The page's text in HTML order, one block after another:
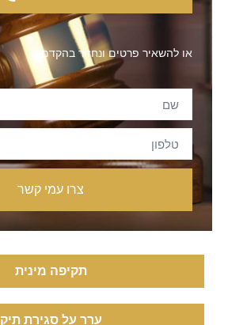
או להשאיר פרטים ונחזור בהקדם:
צרו עמי קשר
תקיפה מינית
ערר על סגירת תיק